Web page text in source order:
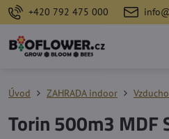
+420 792 475 000
Úvod ZAHRADA indoor
Torin 500m3 MDF